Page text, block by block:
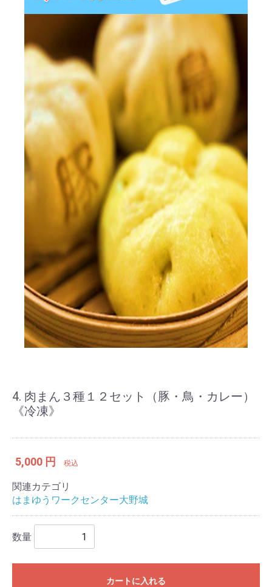
4. 肉まん３種１２セット（豚・鳥・カレー）
《冷凍》
5,000 円 税込
関連カテゴリ
はまゆうワークセンター大野城
数量
カートに入れる